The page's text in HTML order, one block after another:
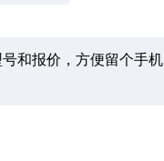
和报价，方便留个手机